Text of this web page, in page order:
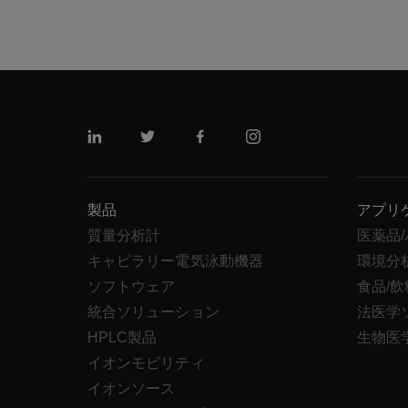
リンクトインツイッターフェイスブックインスタグラム
製品
質量分析計
キャピラリー電気泳動機器
ソフトウェア
統合ソリューション
HPLC製品
イオンモビリティ
イオンソース
アプリ
医薬品
環境分
食品/飲
法医学
生物医